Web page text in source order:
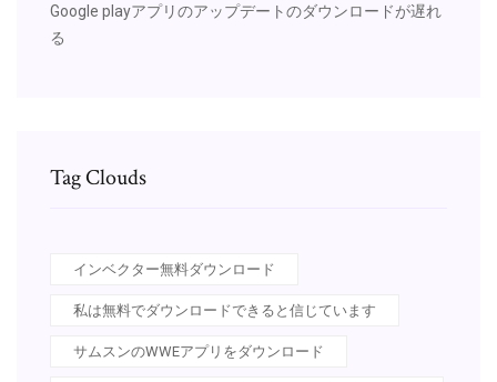
Google playアプリのアップデートのダウンロードが遅れ
る
Tag Clouds
インベクター無料ダウンロード
私は無料でダウンロードできると信じています
サムスンのWWEアプリをダウンロード